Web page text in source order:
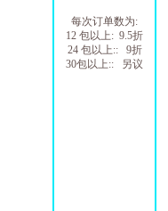
每次订单数为:
12包以上: 9.5折
24 包以上:: 9折
30包以上:: 另议